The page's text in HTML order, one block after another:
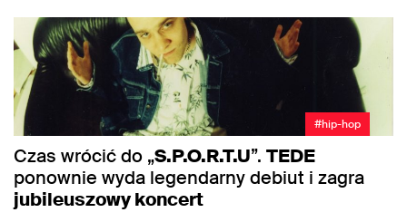
#hip-hop
Czas wrócić do „S.P.O.R.T.U”. TEDE
ponownie wyda legendarny debiut i zagra
jubileuszowy koncert